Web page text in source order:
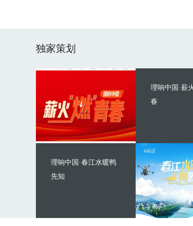
独家策划
理响中国·薪
春
理响中国·春江水暖鸭
先知